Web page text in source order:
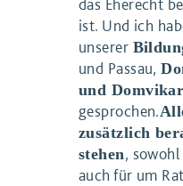
das Eherecht
ist. Und ich
unserer
und Passau,
und
gesprochen.
zusätzlich
stehen,
auch für um